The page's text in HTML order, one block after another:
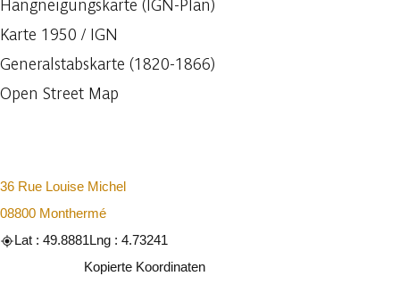
Hangneigungskarte (IGN-Plan)
Karte 1950 / IGN
Generalstabskarte (1820-1866)
Open Street Map
36 Rue Louise Michel
08800 Monthermé
Lat : 49.8881Lng : 4.73241
Kopierte Koordinaten